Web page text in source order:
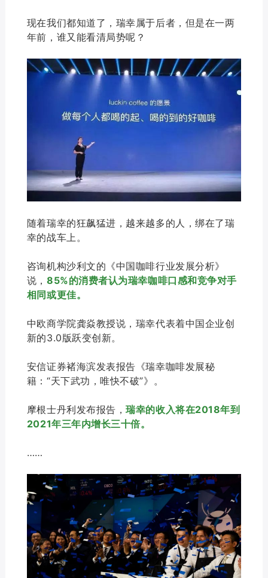
现在我们都知道了，瑞幸属于后者，但是在一两
年前，谁又能看清局势呢？
随着瑞幸的狂飙猛进，越来越多的人，绑在了瑞
幸的战车上。
咨询机构沙利文的《中国咖啡行业发展分析》
说，85%的消费者认为瑞幸咖啡口感和竞争对手
相同或更佳。
中欧商学院龚焱教授说，瑞幸代表着中国企业创
新的3.0版跃变创新。
安信证券褚海滨发表报告《瑞幸咖啡发展秘
籍：“天下武功，唯快不破”》。
摩根士丹利发布报告，瑞幸的收入将在2018年到
2021年三年内增长三十倍。
……